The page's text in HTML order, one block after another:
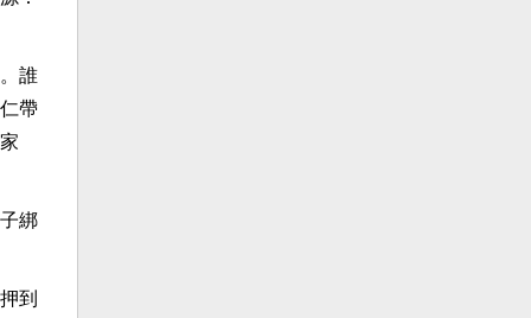
誰
帶
綁
到